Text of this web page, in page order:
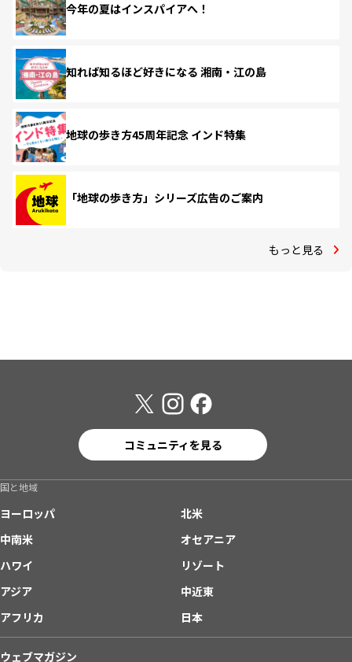
今年の夏はインスパイアへ！
知れば知るほど好きになる 湘南・江の島
地球の歩き方45周年記念 インド特集
「地球の歩き方」シリーズ広告のご案内
もっと見る
コミュニティを見る
国と地域
ヨーロッパ
北米
中南米
オセアニア
ハワイ
リゾート
アジア
中近東
アフリカ
日本
ウェブマガジン